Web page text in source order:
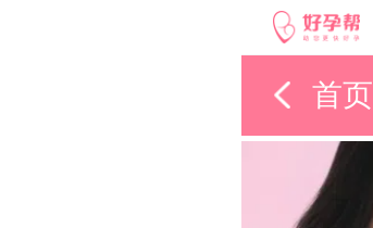
首页